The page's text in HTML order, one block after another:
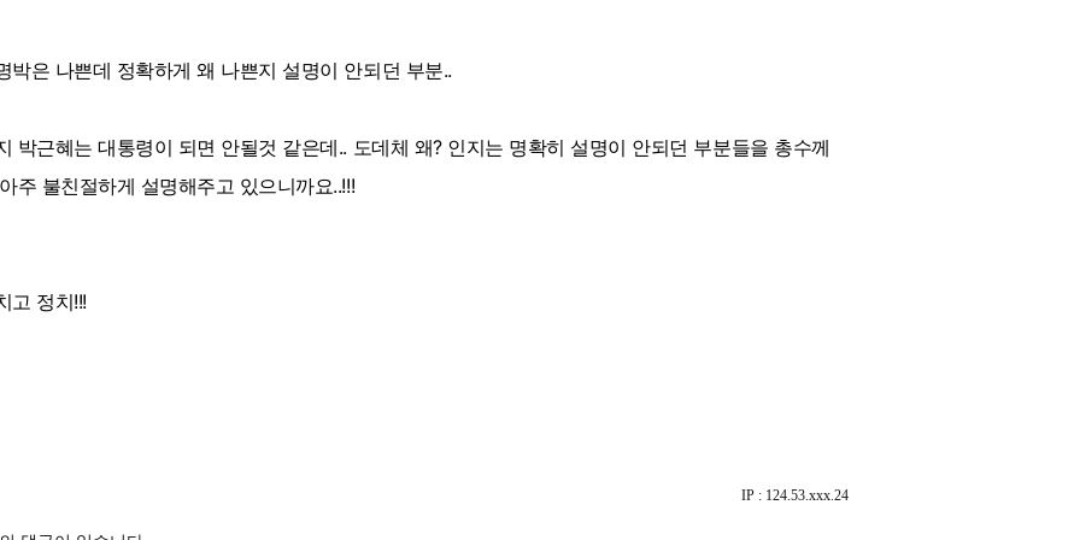
박은 나쁜데 정확하게 왜 나쁜지 설명이 안되던 부분..
박근혜는 대통령이 되면 안될것 같은데.. 도데체 왜? 인지는 명확히 설명이 안되던 부분들을 총수께
주 불친절하게 설명해주고 있으니까요..!!!
고 정치!!!
IP : 124.53.xxx.24